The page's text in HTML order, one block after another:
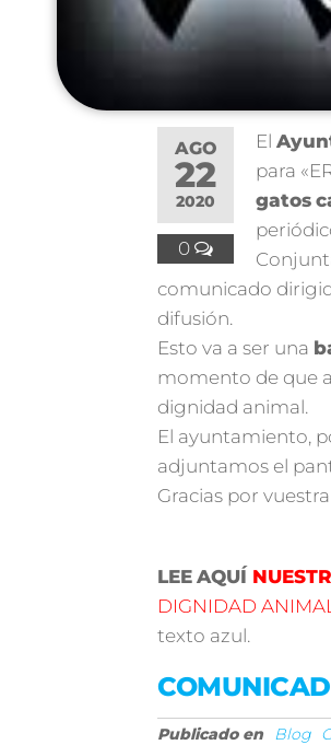
AGO
22
2020
0
El
para
gatos
comunicado
difusión.
Esto va a ser una
momento de que
dignidad animal.
El ayuntamiento,
adjuntamos el
Gracias por
LEE AQUÍ
DIGNIDAD ANIMAL
texto azul.
Publicado en Blog